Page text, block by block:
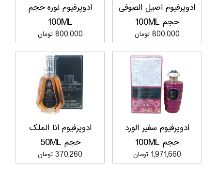
ادوپرفیوم اصیل الصوفی
حجم 100ML
800,000 تومان
ادوپرفیوم نوره حجم
100ML
800,000 تومان
ادوپرفیوم سفیر الورد
حجم 100ML
1,971,660 تومان
ادوپرفیوم انا الملک
حجم 50ML
370,260 تومان